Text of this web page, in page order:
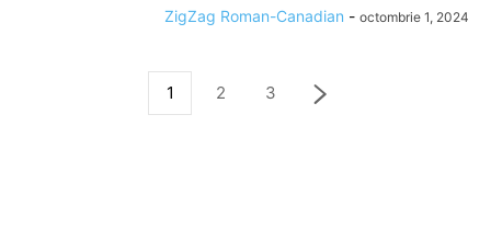
ZigZag Roman-Canadian - octombrie 1, 2024
1 2 3